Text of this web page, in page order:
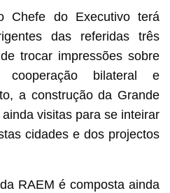
Chefe do Executivo terá
das referidas três
trocar impressões sobre
bilateral e
a construção da Grande
visitas para se inteirar
cidades e dos projectos
RAEM é composta ainda